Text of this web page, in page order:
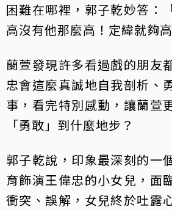
困難在哪裡，郭子乾妙答：
高沒有他那麼高！定緯就夠高
蘭萱發現許多看過戲的朋友
忠會這麼真誠地自我剖析、
事，看完特別感動，讓蘭萱
「勇敢」到什麼地步？
郭子乾說，印象最深刻的一
育飾演王偉忠的小女兒，面
衝突、誤解，女兒終於吐露